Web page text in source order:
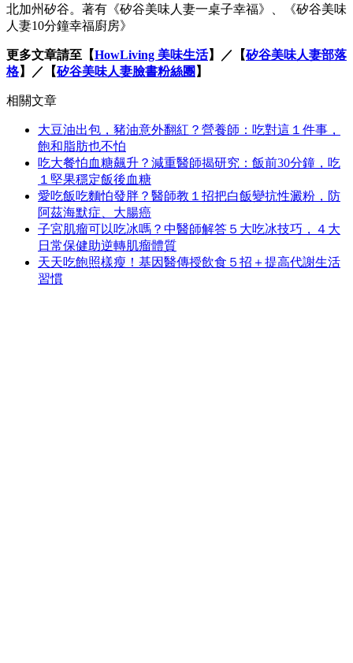
北加州矽谷。著有《矽谷美味人妻一桌子幸福》、《矽谷美味
人妻10分鐘幸福廚房》
更多文章請至【HowLiving 美味生活】／【矽谷美味人妻部落
格】／【矽谷美味人妻臉書粉絲團 】
相關文章
大豆油出包，豬油意外翻紅？營養師：吃對這１件事，
飽和脂肪也不怕
吃大餐怕血糖飆升？減重醫師揭研究：飯前30分鐘，吃
１堅果穩定飯後血糖
愛吃飯吃麵怕發胖？醫師教１招把白飯變抗性澱粉，防
阿茲海默症、大腸癌
子宮肌瘤可以吃冰嗎？中醫師解答５大吃冰技巧，４大
日常保健助逆轉肌瘤體質
天天吃飽照樣瘦！基因醫傳授飲食５招＋提高代謝生活
習慣